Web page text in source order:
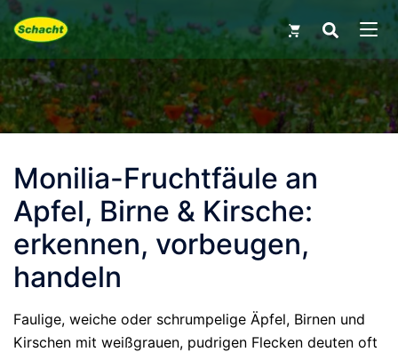
Skip
content
for:
Monilia-Fruchtfäule an
Apfel, Birne & Kirsche:
erkennen, vorbeugen,
handeln
Faulige, weiche oder schrumpelige Äpfel, Birnen und
Kirschen mit weißgrauen, pudrigen Flecken deuten oft